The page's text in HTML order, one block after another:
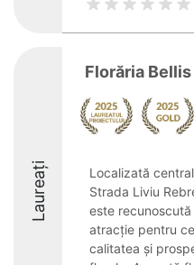
Laureați
Florăria Bellis
Localizată
Strada Liviu
este
atracție pentru
calitatea și